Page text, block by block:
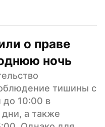
о праве
ночь
тишины с
до 10:00 в
а также